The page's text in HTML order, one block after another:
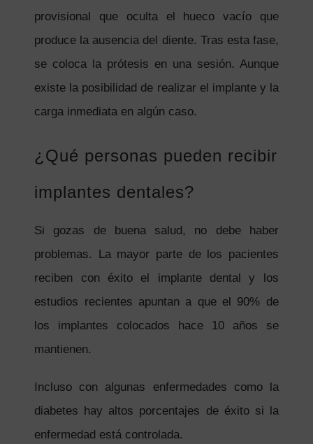
provisional que oculta el hueco vacío que
produce la ausencia del diente. Tras esta fase,
se coloca la prótesis en una sesión. Aunque
existe la posibilidad de realizar el implante y la
carga inmediata en algún caso.
¿Qué personas pueden recibir
implantes dentales?
Si gozas de buena salud, no debe haber
problemas. La mayor parte de los pacientes
reciben con éxito el implante dental y los
estudios recientes apuntan a que el 90% de
los implantes colocados hace 10 años se
mantienen.
Incluso con algunas enfermedades como la
diabetes hay altos porcentajes de éxito si la
enfermedad está controlada.